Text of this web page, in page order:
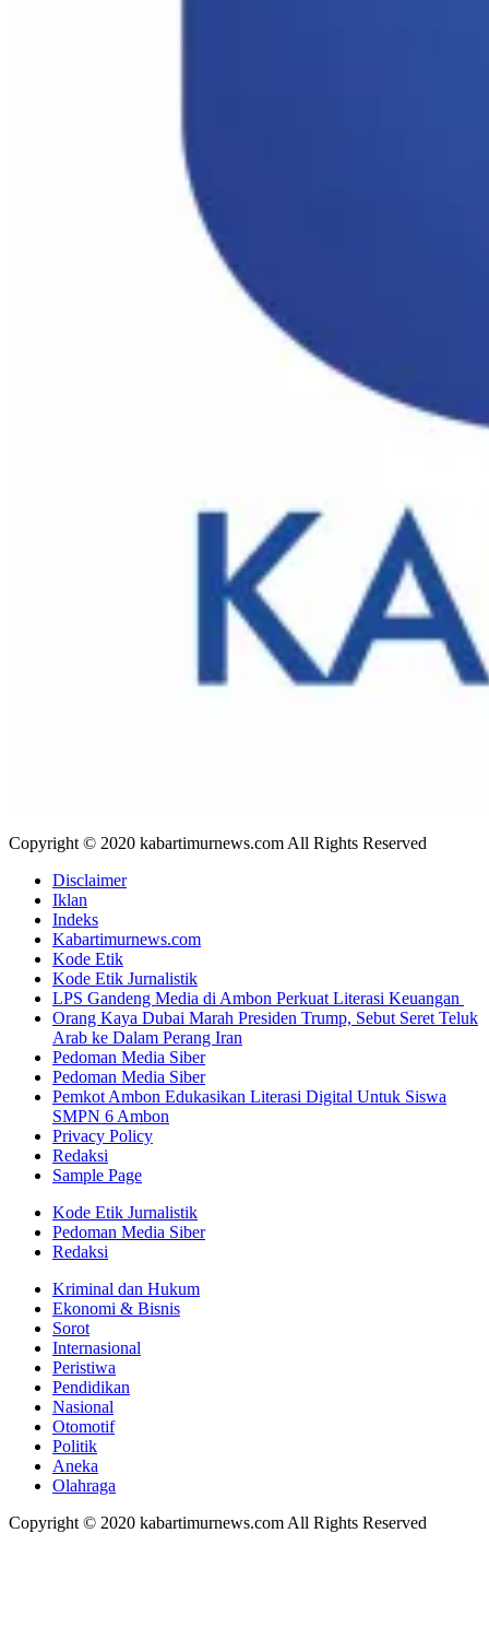
Copyright © 2020 kabartimurnews.com All Rights Reserved
Disclaimer
Iklan
Indeks
Kabartimurnews.com
Kode Etik
Kode Etik Jurnalistik
LPS Gandeng Media di Ambon Perkuat Literasi Keuangan
Orang Kaya Dubai Marah Presiden Trump, Sebut Seret Teluk
Arab ke Dalam Perang Iran
Pedoman Media Siber
Pedoman Media Siber
Pemkot Ambon Edukasikan Literasi Digital Untuk Siswa
SMPN 6 Ambon
Privacy Policy
Redaksi
Sample Page
Kode Etik Jurnalistik
Pedoman Media Siber
Redaksi
Kriminal dan Hukum
Ekonomi & Bisnis
Sorot
Internasional
Peristiwa
Pendidikan
Nasional
Otomotif
Politik
Aneka
Olahraga
Copyright © 2020 kabartimurnews.com All Rights Reserved